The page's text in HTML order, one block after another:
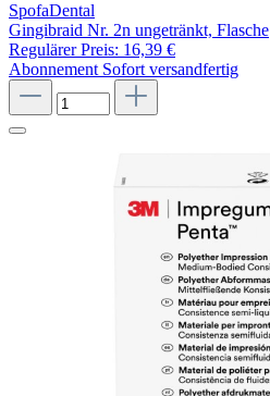
SpofaDental
Gingibraid Nr. 2n ungetränkt, Flasche
Regulärer Preis: 16,39 €
Abonnement Sofort versandfertig